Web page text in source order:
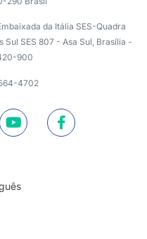
da Itália SES-Quadra
Sul SES 807 - Asa Sul, Brasília -
900
4702